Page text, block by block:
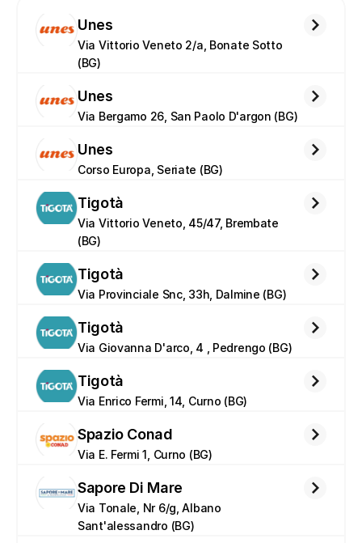
Unes
Via Vittorio Veneto 2/a, Bonate Sotto
(BG)
Unes
Via Bergamo 26, San Paolo D'argon (BG)
Unes
Corso Europa, Seriate (BG)
Tigotà
Via Vittorio Veneto, 45/47, Brembate
(BG)
Tigotà
Via Provinciale Snc, 33h, Dalmine (BG)
Tigotà
Via Giovanna D'arco, 4 , Pedrengo (BG)
Tigotà
Via Enrico Fermi, 14, Curno (BG)
Spazio Conad
Via E. Fermi 1, Curno (BG)
Sapore Di Mare
Via Tonale, Nr 6/g, Albano
Sant'alessandro (BG)